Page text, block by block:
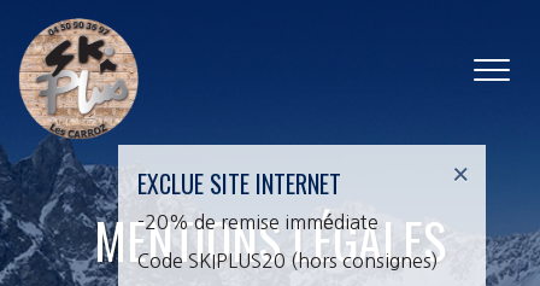
×
EXCLUE SITE INTERNET
-20% de remise immédiate
Code SKIPLUS20 (hors consignes)
MENTIONS LÉGALES